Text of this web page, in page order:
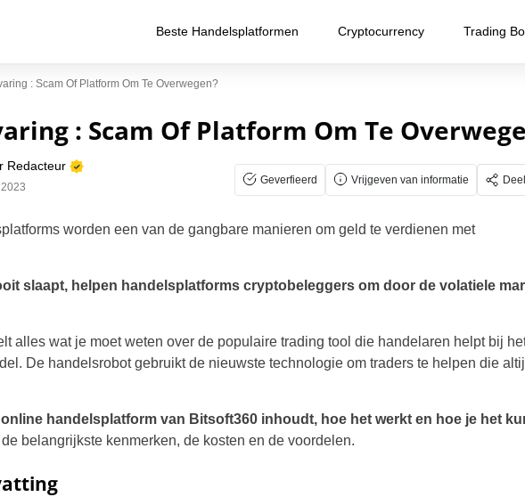
Beste Handelsplatformen Cryptocurrency Trading
: Scam Of Platform Om Te Overwegen?
: Scam Of Platform Om Te
Redacteur
Geverfieerd Vrijgeven van informatie
worden een van de gangbare manieren om geld te verdienen met
slaapt, helpen handelsplatforms cryptobeleggers om door de volatiele
alles wat je moet weten over de populaire trading tool die handelaren helpt bij
De handelsrobot gebruikt de nieuwste technologie om traders te helpen die
handelsplatform van Bitsoft360 inhoudt, hoe het werkt en hoe je het
belangrijkste kenmerken, de kosten en de voordelen.